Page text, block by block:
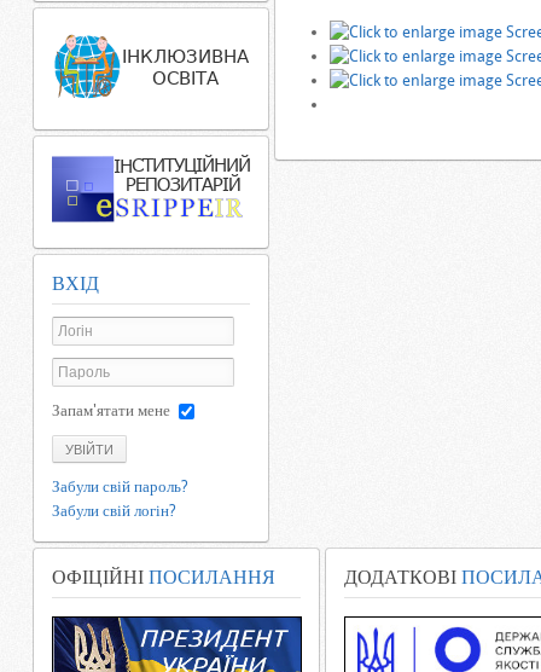
ВХІД
Запам'ятати мене
УВІЙТИ
Забули свій пароль?
Забули свій логін?
ОФІЦІЙНІ ПОСИЛАННЯ ДОДАТКОВІ